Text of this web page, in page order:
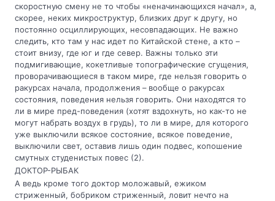
скоростную смену не то чтобы «неначинающихся начал», а,
скорее, неких микроструктур, близких друг к другу, но
постоянно осциллирующих, несовпадающих. Не важно
следить, кто там у нас идет по Китайской стене, а кто –
стоит внизу, где юг и где север. Важны только эти
подмигивающие, кокетливые топографические сгущения,
проворачивающиеся в таком мире, где нельзя говорить о
ракурсах начала, продолжения – вообще о ракурсах
состояния, поведения нельзя говорить. Они находятся то
ли в мире пред-поведения (хотят вздохнуть, но как-то не
могут набрать воздух в грудь), то ли в мире, для которого
уже выключили всякое состояние, всякое поведение,
выключили свет, оставив лишь один подвес, копошение
смутных студенистых повес (2).
ДОКТОР-РЫБАК
А ведь кроме того доктор моложавый, ежиком
стриженный, бобриком стриженный, ловит нечто на